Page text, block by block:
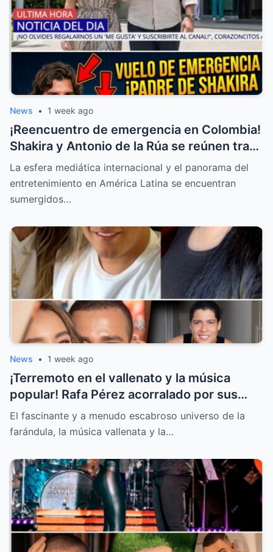
News • 1 week ago
¡Reencuentro de emergencia en Colombia!
Shakira y Antonio de la Rúa se reúnen tras
la delicada salud de William Mebarak
La esfera mediática internacional y el panorama del
entretenimiento en América Latina se encuentran
sumergidos…
News • 1 week ago
¡Terremoto en el vallenato y la música
popular! Rafa Pérez acorralado por sus
hijos y la llamada secreta sobre la boda de
Jessi Uribe
El fascinante y a menudo escabroso universo de la
farándula, la música vallenata y la…